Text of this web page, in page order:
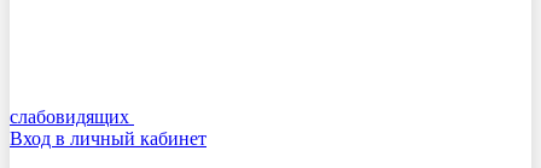
слабовидящих
Вход в личный кабинет